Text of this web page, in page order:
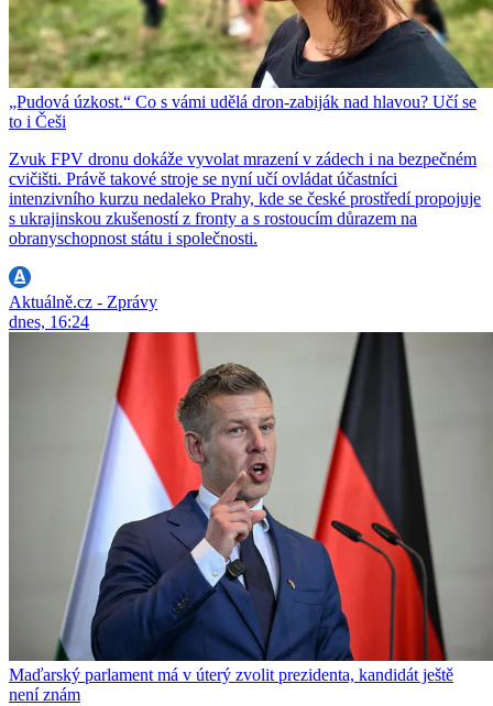
„Pudová úzkost.“ Co s vámi udělá dron-zabiják nad hlavou? Učí se
to i Češi
Zvuk FPV dronu dokáže vyvolat mrazení v zádech i na bezpečném
cvičišti. Právě takové stroje se nyní učí ovládat účastníci
intenzivního kurzu nedaleko Prahy, kde se české prostředí propojuje
s ukrajinskou zkušeností z fronty a s rostoucím důrazem na
obranyschopnost státu i společnosti.
Aktuálně.cz - Zprávy
dnes, 16:24
Maďarský parlament má v úterý zvolit prezidenta, kandidát ještě
není znám